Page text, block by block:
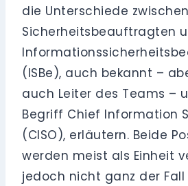
die Unterschiede
Sicherheitsbeauftragten
(ISBe), auch bekannt –
auch Leiter des Teams –
Begriff Chief Information
(CISO), erläutern. Beide
werden meist als Einheit
jedoch nicht ganz der Fall